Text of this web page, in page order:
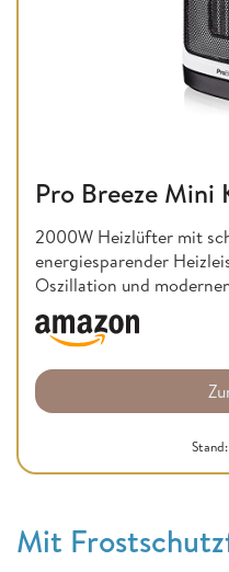
Pro Breeze
2000W Heizlüfter mit
energiesparender
Oszillation und
Mit